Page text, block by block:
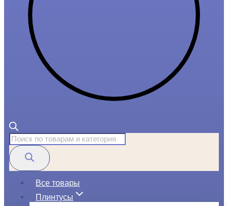
Поиск
товаров
Все товары
Плинтусы